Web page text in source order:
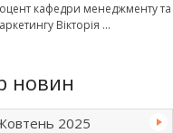
кафедри менеджменту та
Вікторія
новин
2025